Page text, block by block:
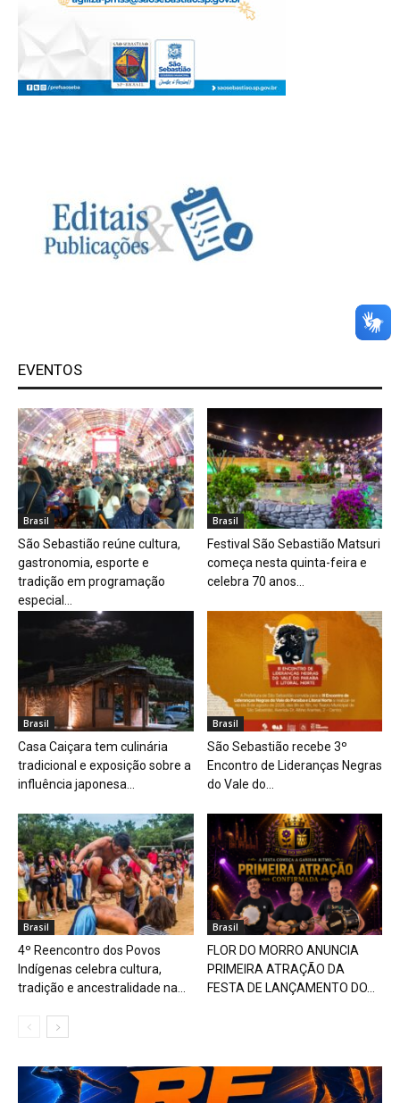
EVENTOS
Brasil
São Sebastião reúne cultura,
gastronomia, esporte e
tradição em programação
especial...
Brasil
Festival São Sebastião Matsuri
começa nesta quinta-feira e
celebra 70 anos...
Brasil
Casa Caiçara tem culinária
tradicional e exposição sobre a
influência japonesa...
Brasil
São Sebastião recebe 3º
Encontro de Lideranças Negras
do Vale do...
Brasil
4º Reencontro dos Povos
Indígenas celebra cultura,
tradição e ancestralidade na...
Brasil
FLOR DO MORRO ANUNCIA
PRIMEIRA ATRAÇÃO DA
FESTA DE LANÇAMENTO DO...